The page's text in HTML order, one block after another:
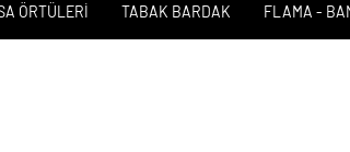
ÖRTÜLERİ TABAK BARDAK FLAMA -